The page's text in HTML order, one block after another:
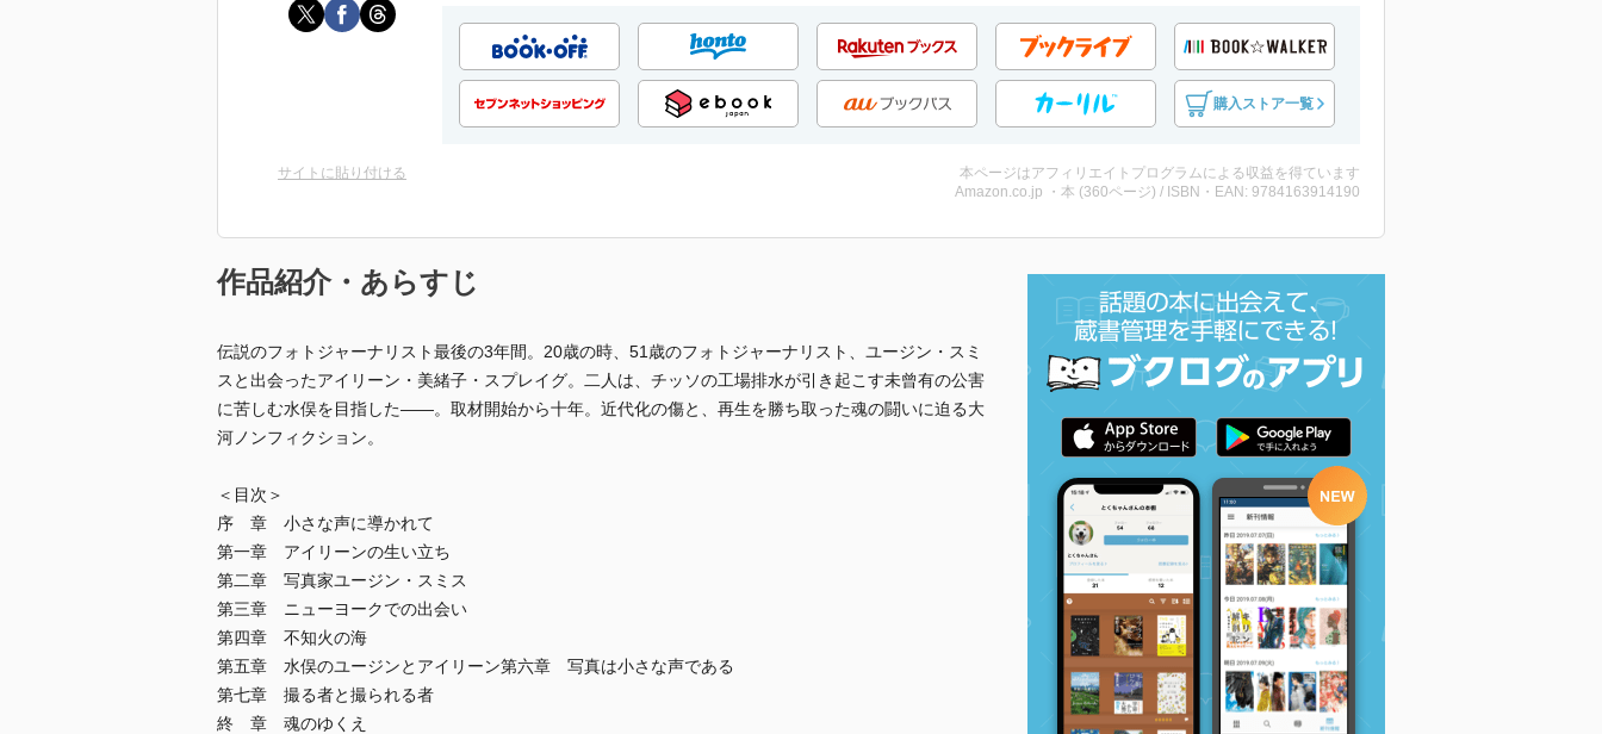
購入ストア一覧
サイトに貼り付ける
本ページはアフィリエイトプログラムによる収益を得ています
Amazon.co.jp ・本 (360ページ) / ISBN・EAN: 9784163914190
作品紹介・あらすじ
伝説のフォトジャーナリスト最後の3年間。20歳の時、51歳のフォトジャーナリスト、ユージン・スミ
スと出会ったアイリーン・美緒子・スプレイグ。二人は、チッソの工場排水が引き起こす未曾有の公害
に苦しむ水俣を目指した――。取材開始から十年。近代化の傷と、再生を勝ち取った魂の闘いに迫る大
河ノンフィクション。
＜目次＞
序 章 小さな声に導かれて
第一章 アイリーンの生い立ち
第二章 写真家ユージン・スミス
第三章 ニューヨークでの出会い
第四章 不知火の海
第五章 水俣のユージンとアイリーン第六章 写真は小さな声である
第七章 撮る者と撮られる者
終 章 魂のゆくえ